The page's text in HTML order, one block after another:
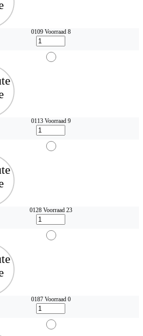
0109 Voorraad 8
0113 Voorraad 9
0128 Voorraad 23
0187 Voorraad 0